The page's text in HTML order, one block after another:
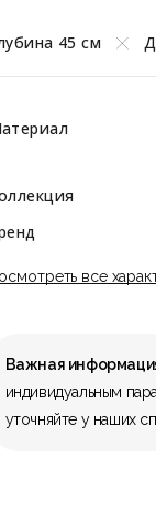
45 см
все
Важная
индивидуальным
уточняйте у наших